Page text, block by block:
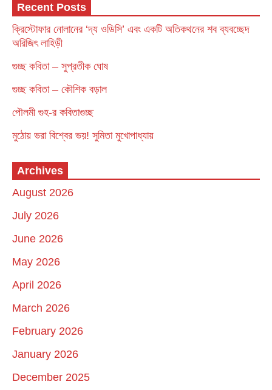
Recent Posts
ক্রিস্টোফার নোলানের ‘দ্য ওডিসি’ এবং একটি অতিকথনের শব ব্যবচ্ছেদ
অরিজিৎ লাহিড়ী
গুচ্ছ কবিতা – সুপ্রতীক ঘোষ
গুচ্ছ কবিতা – কৌশিক বড়াল
পৌলমী গুহ-র কবিতাগুচ্ছ
মুঠোয় ভরা বিশ্বের ভয়! সুমিতা মুখোপাধ্যায়
Archives
August 2026
July 2026
June 2026
May 2026
April 2026
March 2026
February 2026
January 2026
December 2025